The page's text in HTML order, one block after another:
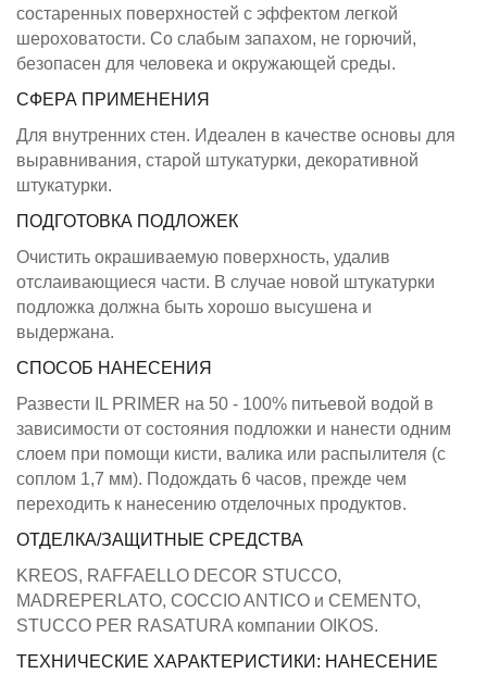
состаренных поверхностей с эффектом легкой
шероховатости. Со слабым запахом, не горючий,
безопасен для человека и окружающей среды.
СФЕРА ПРИМЕНЕНИЯ
Для внутренних стен. Идеален в качестве основы для
выравнивания, старой штукатурки, декоративной
штукатурки.
ПОДГОТОВКА ПОДЛОЖЕК
Очистить окрашиваемую поверхность, удалив
отслаивающиеся части. В случае новой штукатурки
подложка должна быть хорошо высушена и
выдержана.
СПОСОБ НАНЕСЕНИЯ
Развести IL PRIMER на 50 - 100% питьевой водой в
зависимости от состояния подложки и нанести одним
слоем при помощи кисти, валика или распылителя (с
соплом 1,7 мм). Подождать 6 часов, прежде чем
переходить к нанесению отделочных продуктов.
ОТДЕЛКА/ЗАЩИТНЫЕ СРЕДСТВА
KREOS, RAFFAELLO DECOR STUCCO,
MADREPERLATO, COCCIO ANTICO и CEMENTO,
STUCCO PER RASATURA компании OIKOS.
ТЕХНИЧЕСКИЕ ХАРАКТЕРИСТИКИ: НАНЕСЕНИЕ